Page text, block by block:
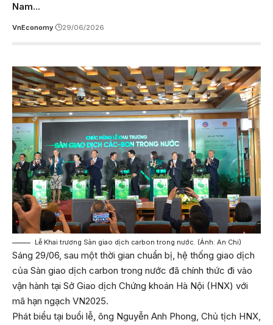
Nam...
VnEconomy 29/06/2026
Lễ Khai trương Sàn giao dịch carbon trong nước. (Ảnh: An Chi)
Sáng 29/06, sau một thời gian chuẩn bị, hệ thống giao dịch
của Sàn giao dịch carbon trong nước đã chính thức đi vào
vận hành tại Sở Giao dịch Chứng khoán Hà Nội (HNX) với
mã hạn ngạch VN2025.
Phát biểu tại buổi lễ, ông Nguyễn Anh Phong, Chủ tịch HNX,